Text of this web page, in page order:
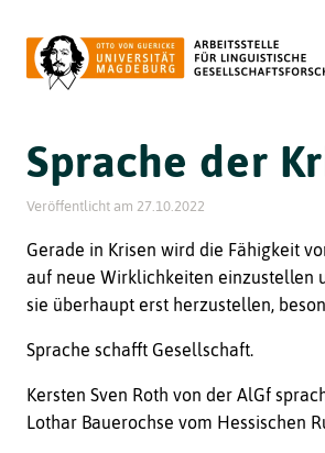
Sprache der
Veröffentlicht am 27.10.2022
Gerade in Krisen wird die Fähigkeit
auf neue Wirklichkeiten einzustellen
sie überhaupt erst herzustellen,
Sprache schafft Gesellschaft.
Kersten Sven Roth von der AlGf
Lothar Bauerochse vom Hessischen